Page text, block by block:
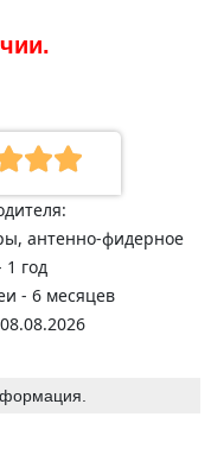
антенно-фидерное
год
- 6 месяцев